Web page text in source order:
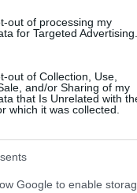
out of processing my
for Targeted Advertising.
out of Collection, Use,
and/or Sharing of my
that Is Unrelated with
which it was collected.
Google to enable
MMKE 2012 október